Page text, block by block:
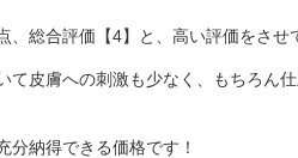
総合評価【4】と、高い評価をさせ
皮膚への刺激も少なく、もちろん
分納得できる価格です！